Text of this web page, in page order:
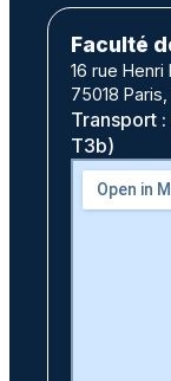
Faculté
16 rue Henri
75018
Transport
T3b)